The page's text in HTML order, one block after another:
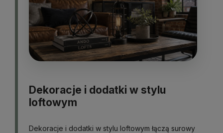
Dekoracje i dodatki w stylu
loftowym
Dekoracje i dodatki w stylu loftowym łączą surowy